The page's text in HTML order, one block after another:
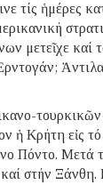
τίς ἡμέρες
μετεῖχε καί
τουρκικῶν
ἡ Κρήτη εἰς
Πόντο. Μετά
στήν